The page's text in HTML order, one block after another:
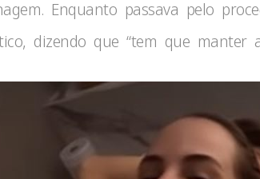
Enquanto passava pelo
dizendo que “tem que manter